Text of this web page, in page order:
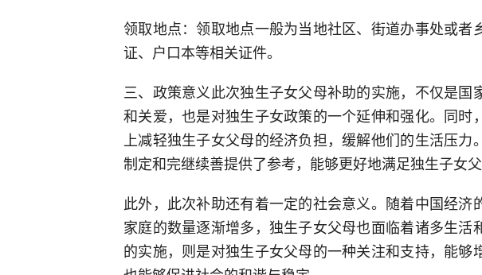
领取地点：领取地点一般为当地社区、街道办事处或者
证、户口本等相关证件。
三、政策意义此次独生子女父母补助的实施，不仅是国
和关爱，也是对独生子女政策的一个延伸和强化。同时
上减轻独生子女父母的经济负担，缓解他们的生活压力
制定和完继续善提供了参考，能够更好地满足独生子女父
此外，此次补助还有着一定的社会意义。随着中国经济
家庭的数量逐渐增多，独生子女父母也面临着诸多生活
的实施，则是对独生子女父母的一种关注和支持，能够